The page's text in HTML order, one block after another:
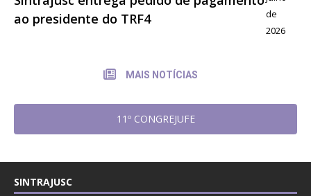
ao presidente do TRF4
de
2026
MAIS NOTÍCIAS
11º CONGREJUFE
SINTRAJUSC